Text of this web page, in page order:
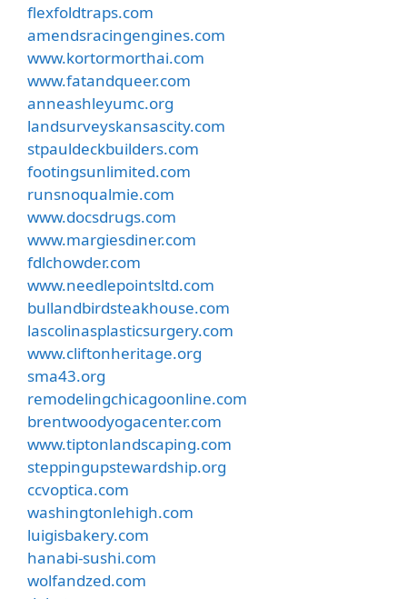
flexfoldtraps.com
amendsracingengines.com
www.kortormorthai.com
www.fatandqueer.com
anneashleyumc.org
landsurveyskansascity.com
stpauldeckbuilders.com
footingsunlimited.com
runsnoqualmie.com
www.docsdrugs.com
www.margiesdiner.com
fdlchowder.com
www.needlepointsltd.com
bullandbirdsteakhouse.com
lascolinasplasticsurgery.com
www.cliftonheritage.org
sma43.org
remodelingchicagoonline.com
brentwoodyogacenter.com
www.tiptonlandscaping.com
steppingupstewardship.org
ccvoptica.com
washingtonlehigh.com
luigisbakery.com
hanabi-sushi.com
wolfandzed.com